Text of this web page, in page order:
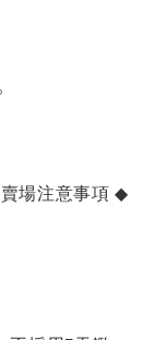
賣場注意事項◆